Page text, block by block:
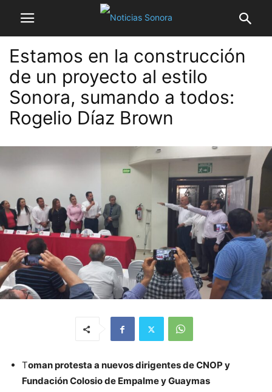
Estamos en la construcción
de un proyecto al estilo
Sonora, sumando a todos:
Rogelio Díaz Brown
Toman protesta a nuevos dirigentes de CNOP y
Fundación Colosio de Empalme y Guaymas